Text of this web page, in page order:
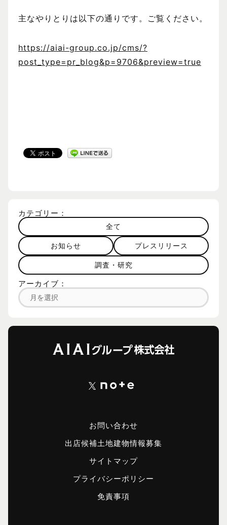
主なやりとりは以下の通りです。ご覧ください。
https://aiai-group.co.jp/cms/?
post_type=pr_blog&p=9706&preview=true
カテゴリー：
全て
お知らせ プレスリリース
調査・研究
アーカイブ：
お問い合わせ
出店候補土地建物情報募集
サイトマップ
プライバシーポリシー
免責事項